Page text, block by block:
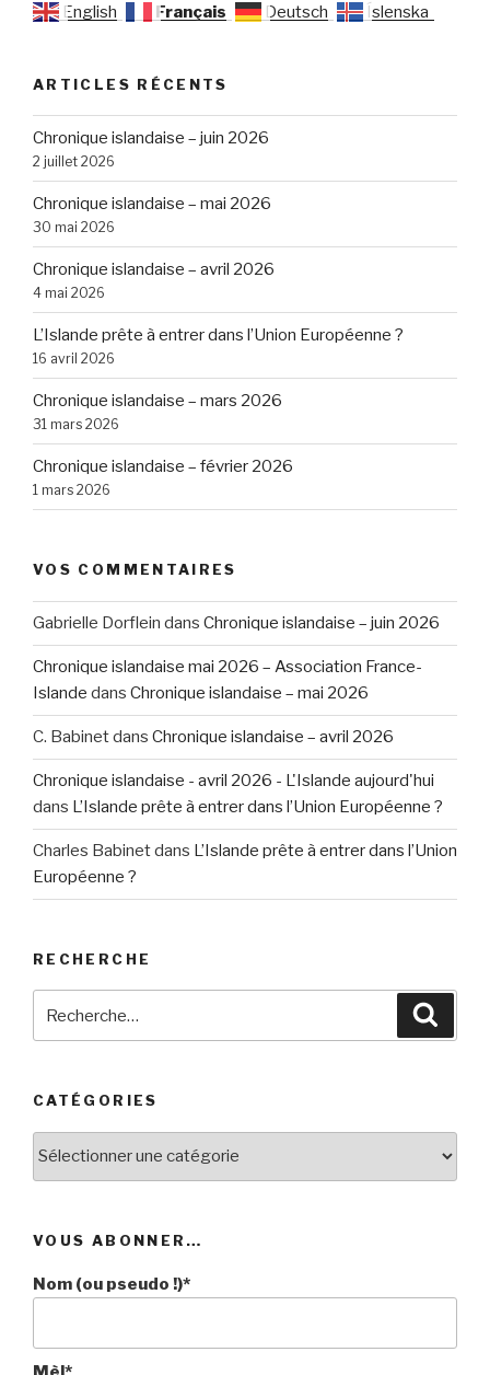
English Français Deutsch Íslenska
ARTICLES RÉCENTS
Chronique islandaise – juin 2026
2 juillet 2026
Chronique islandaise – mai 2026
30 mai 2026
Chronique islandaise – avril 2026
4 mai 2026
L’Islande prête à entrer dans l’Union Européenne ?
16 avril 2026
Chronique islandaise – mars 2026
31 mars 2026
Chronique islandaise – février 2026
1 mars 2026
VOS COMMENTAIRES
Gabrielle Dorflein dans Chronique islandaise – juin 2026
Chronique islandaise mai 2026 – Association France-
Islande dans Chronique islandaise – mai 2026
C. Babinetdans Chronique islandaise – avril 2026
Chronique islandaise - avril 2026 - L'Islande aujourd'hui
dans L’Islande prête à entrer dans l’Union Européenne ?
Charles Babinetdans L’Islande prête à entrer dans l’Union
Européenne ?
RECHERCHE
CATÉGORIES
VOUS ABONNER…
Nom (ou pseudo !)*